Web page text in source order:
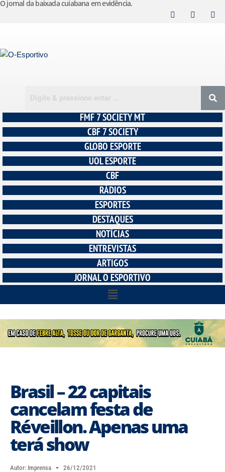
o
O jornal da baixada cuiabana em evidência.
FMF 7 SOCIETY MT
CBF 7 SOCIETY
GLOBO ESPORTE
UOL ESPORTE
CBF
RÁDIOS
ESPORTES
DESTAQUES
NOTÍCIAS
ENTREVISTAS
ARTIGOS
JORNAL O ESPORTIVO
Brasil – 22 capitais
cancelam festa de
Réveillon. Apenas uma
terá show
Autor: Imprensa 26/12/2021